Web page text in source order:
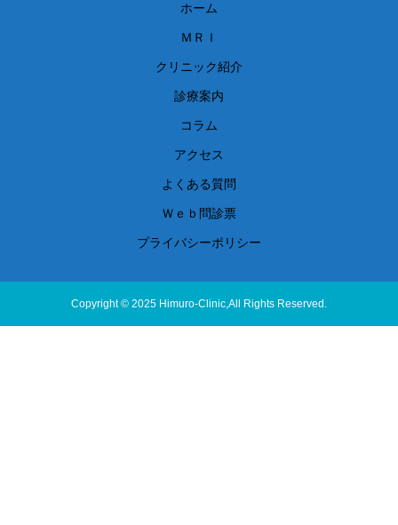
ホーム
ＭＲＩ
クリニック紹介
診療案内
コラム
アクセス
よくある質問
Ｗｅｂ問診票
プライバシーポリシー
Copyright © 2025 Himuro-Clinic,All Rights Reserved.